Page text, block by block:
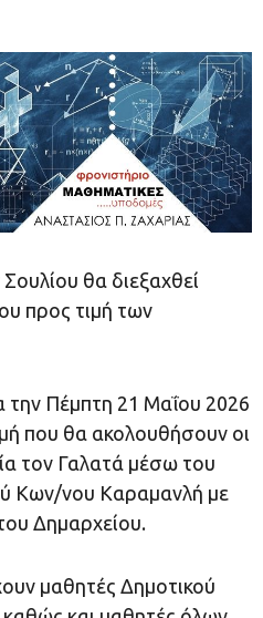
θα διεξαχθεί
προς τιμή των
Πέμπτη 21 Μαΐου 2026
που θα ακολουθήσουν οι
τον Γαλατά μέσω του
Κων/νου Καραμανλή με
Δημαρχείου.
μαθητές Δημοτικού